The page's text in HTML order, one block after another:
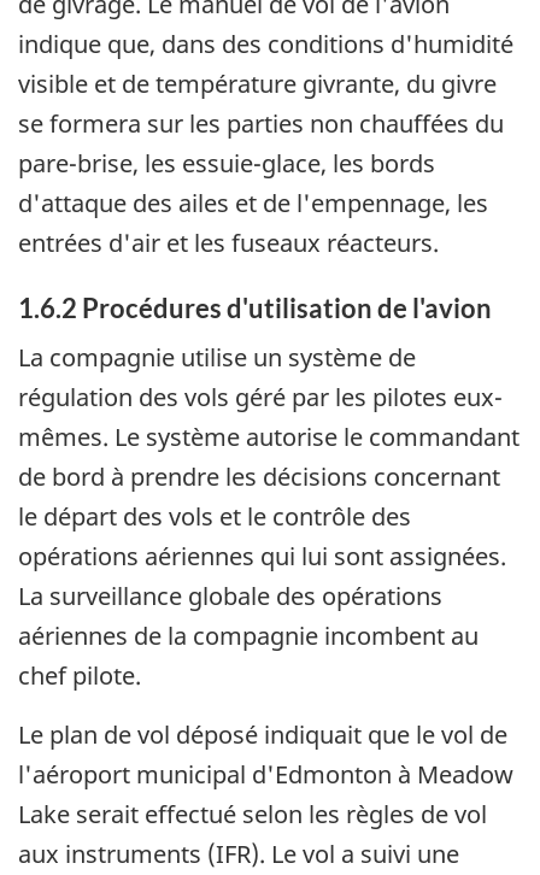
indique que, dans des conditions d'humidité
visible et de température givrante, du givre
se formera sur les parties non chauffées du
pare-brise, les essuie-glace, les bords
d'attaque des ailes et de l'empennage, les
entrées d'air et les fuseaux réacteurs.
1.6.2 Procédures d'utilisation de l'avion
La compagnie utilise un système de
régulation des vols géré par les pilotes eux-
mêmes. Le système autorise le commandant
de bord à prendre les décisions concernant
le départ des vols et le contrôle des
opérations aériennes qui lui sont assignées.
La surveillance globale des opérations
aériennes de la compagnie incombent au
chef pilote.
Le plan de vol déposé indiquait que le vol de
l'aéroport municipal d'Edmonton à Meadow
Lake serait effectué selon les règles de vol
aux instruments (IFR). Le vol a suivi une